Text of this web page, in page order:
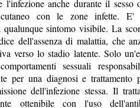
l'infezione anche durante il sesso
con le zone infette. E'
qualunque sintomo visibile. La
dell'assenza di malattia, che
verso lo stadio latente. Solo
sessuali
per una diagnosi e trattamento
dell'infezione stessa. Il
ottenibile con l'uso